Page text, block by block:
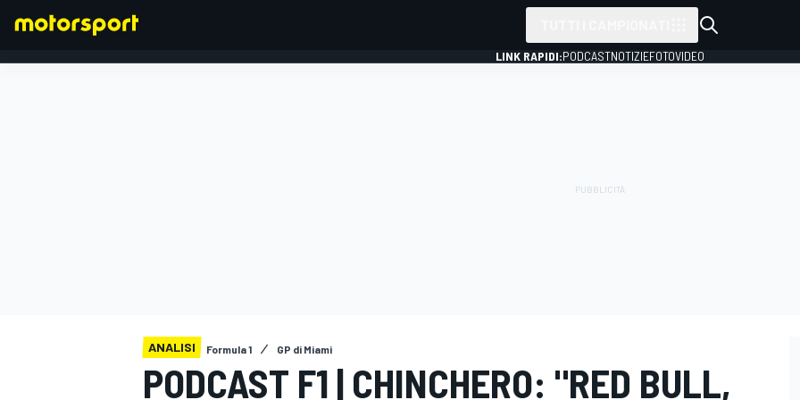
LINK RAPIDI:PODCASTNOTIZIEFOTOVIDEO
ANALISI Formula 1 GP di Miami
PODCAST F1 | CHINCHERO: "RED BULL,